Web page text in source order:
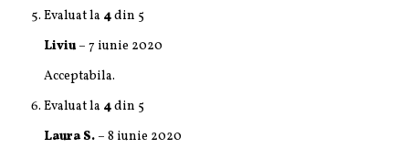
Evaluat la 4din 5
Liviu – 7 iunie 2020
Acceptabila.
Evaluat la 4din 5
Laura S. – 8 iunie 2020